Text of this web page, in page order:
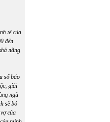
tế của
đến
năng
số báo
giải
ngũ
sẽ bỏ
của